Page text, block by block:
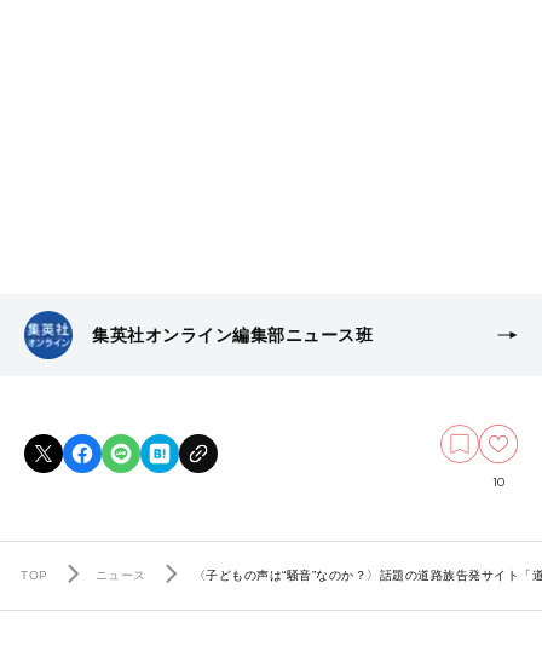
集英社オンライン編集部ニュース班
10
TOP ニュース 〈子どもの声は“騒音”なのか？〉話題の道路族告発サイト